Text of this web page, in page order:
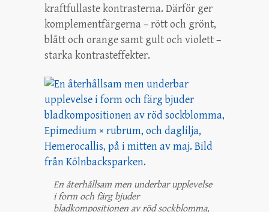
kraftfullaste kontrasterna. Därför ger
komplementfärgerna – rött och grönt,
blått och orange samt gult och violett –
starka kontrasteffekter.
En återhållsam men underbar upplevelse
i form och färg bjuder
bladkompositionen av röd sockblomma,